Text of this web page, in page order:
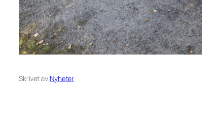
Skrivet aviNyheter